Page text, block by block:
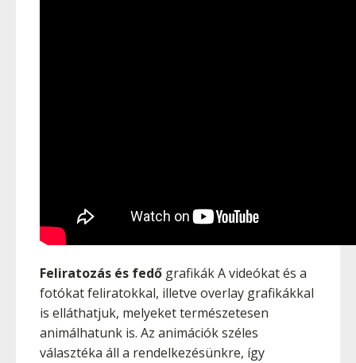
Feliratozás és fedő grafikák A videókat és a
fotókat feliratokkal, illetve overlay grafikákkal
is elláthatjuk, melyeket természetesen
animálhatunk is. Az animációk széles
választéka áll a rendelkezésünkre, így